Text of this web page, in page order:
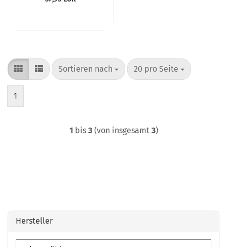
Sortieren nach
Sortieren nach 20 pro Seite
pro Seite
1
1 bis 3(von insgesamt 3)
Hersteller